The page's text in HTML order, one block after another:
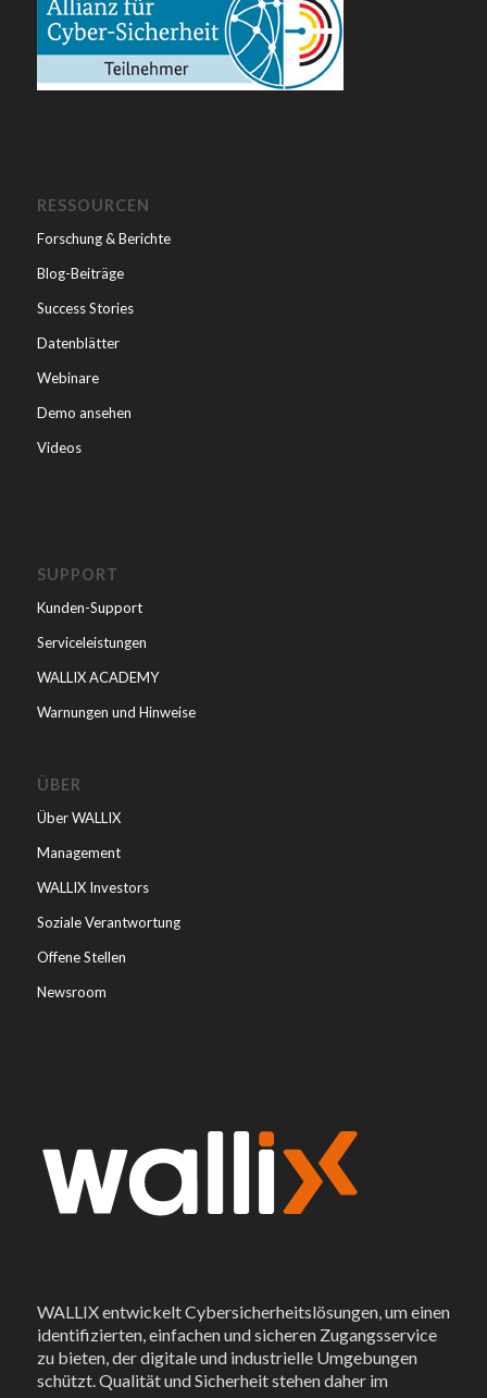
RESSOURCEN
Forschung & Berichte
Blog-Beiträge
Success Stories
Datenblätter
Webinare
Demo ansehen
Videos
SUPPORT
Kunden-Support
Serviceleistungen
WALLIX ACADEMY
Warnungen und Hinweise
ÜBER
Über WALLIX
Management
WALLIX Investors
Soziale Verantwortung
Offene Stellen
Newsroom
WALLIX entwickelt Cybersicherheitslösungen, um einen
identifizierten, einfachen und sicheren Zugangsservice
zu bieten, der digitale und industrielle Umgebungen
schützt. Qualität und Sicherheit stehen daher im